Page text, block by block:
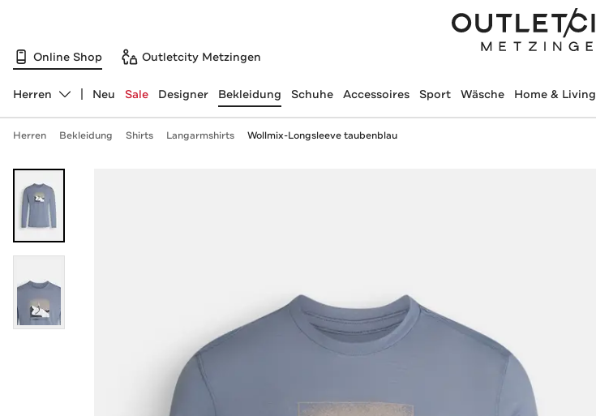
Online Shop Outletcity Metzingen
Abteilung ändern, ausgewählt:
Herren Neu Sale Designer Bekleidung Schuhe Accessoires Sport Wäsche Home & Living
Herren Bekleidung Shirts Langarmshirts Wollmix-Longsleeve taubenblau